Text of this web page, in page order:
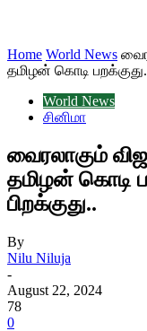
Home World News
தமிழன் கொடி
World News
சினிமா
வைரலாகும்
தமிழன் கொடி
பிறக்குது..
By
Nilu Niluja
-
August 22, 2024
78
0